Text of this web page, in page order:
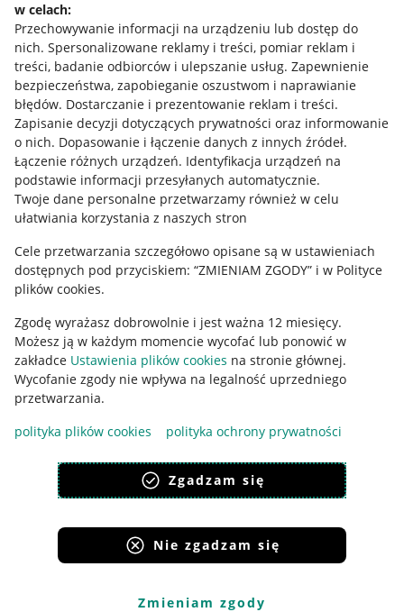
w celach:
Przechowywanie informacji na urządzeniu lub dostęp do
nich. Spersonalizowane reklamy i treści, pomiar reklam i
treści, badanie odbiorców i ulepszanie usług. Zapewnienie
bezpieczeństwa, zapobieganie oszustwom i naprawianie
błędów. Dostarczanie i prezentowanie reklam i treści.
Zapisanie decyzji dotyczących prywatności oraz informowanie
o nich. Dopasowanie i łączenie danych z innych źródeł.
Łączenie różnych urządzeń. Identyfikacja urządzeń na
podstawie informacji przesyłanych automatycznie.
Twoje dane personalne przetwarzamy również w celu
ułatwiania korzystania z naszych stron
Cele przetwarzania szczegółowo opisane są w ustawieniach
dostępnych pod przyciskiem: “ZMIENIAM ZGODY” i w Polityce
plików cookies.
Zgodę wyrażasz dobrowolnie i jest ważna 12 miesięcy.
Możesz ją w każdym momencie wycofać lub ponowić w
zakładce Ustawienia plików cookies na stronie głównej.
Wycofanie zgody nie wpływa na legalność uprzedniego
przetwarzania.
polityka plików cookies
polityka ochrony prywatności
Zgadzam się
Nie zgadzam się
Zmieniam zgody
Allegro Gadane dla sprzedających
Allegro Gadane dla kupujących
Mapa miejscowości
Informacje prawne
Regulamin
Polityka plików "cookies"
Ustawienia plików "cookies"
Udostępnianie lokalizacji
Informacje dla Aktu o Usługach Cyfrowych
Pobierz aplikację
Korzystanie z serwisu oznacza akceptacjęregulaminu